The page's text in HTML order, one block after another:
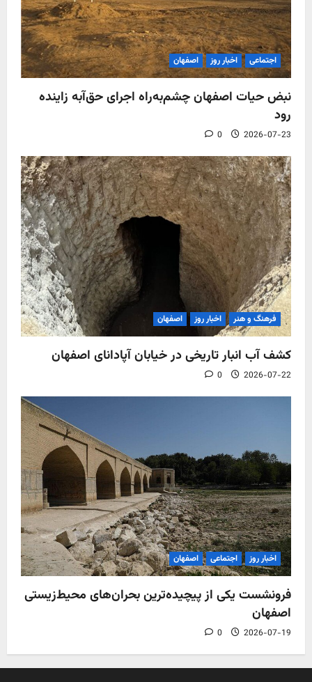
اجتماعی اخبار روز اصفهان
نبض حیات اصفهان چشم‌به‌راه اجرای حق‌آبه زاینده
رود
2026-07-23
0
فرهنگ و هنر اخبار روز اصفهان
کشف آب‌ انبار تاریخی در خیابان آپادانای اصفهان
2026-07-22
0
اخبار روز اجتماعی اصفهان
فرونشست یکی از پیچیده‌ترین بحران‌های محیط‌زیستی
اصفهان
2026-07-19
0